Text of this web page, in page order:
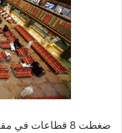
ضغطت 8 قطاعات